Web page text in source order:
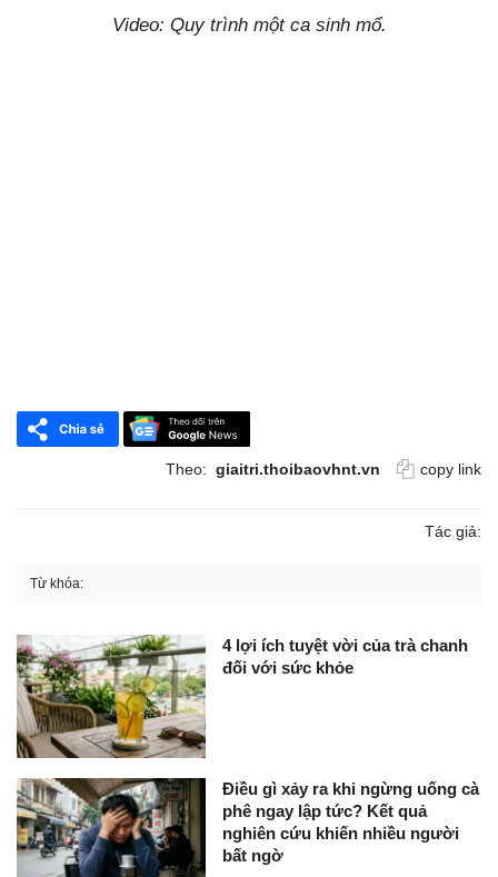
Video: Quy trình một ca sinh mổ.
Theo: giaitri.thoibaovhnt.vn copy link
Tác giả:
Từ khóa:
4 lợi ích tuyệt vời của trà chanh
đối với sức khỏe
Điều gì xảy ra khi ngừng uống cà
phê ngay lập tức? Kết quả
nghiên cứu khiến nhiều người
bất ngờ